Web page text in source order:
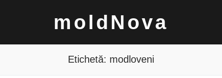
moldNova
Etichetă: modloveni